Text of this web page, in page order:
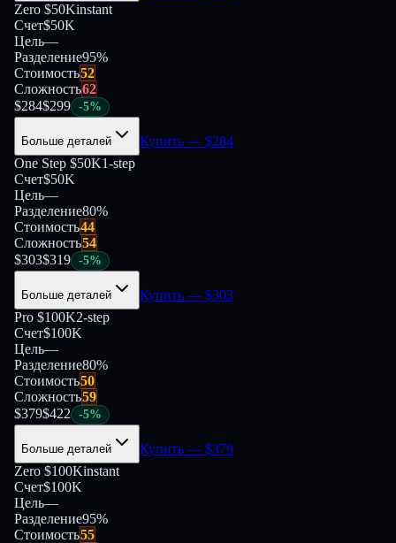
Zero $50Kinstant
Счет$50K
Цель—
Разделение95%
Стоимость52
Сложность62
$284$299 -5%
Больше деталей Купить — $284
One Step $50K1-step
Счет$50K
Цель—
Разделение80%
Стоимость44
Сложность54
$303$319 -5%
Больше деталей Купить — $303
Pro $100K2-step
Счет$100K
Цель—
Разделение80%
Стоимость50
Сложность59
$379$422 -5%
Больше деталей Купить — $379
Zero $100Kinstant
Счет$100K
Цель—
Разделение95%
Стоимость55